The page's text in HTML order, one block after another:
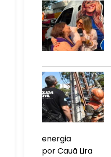
energia
por Cauã Lira